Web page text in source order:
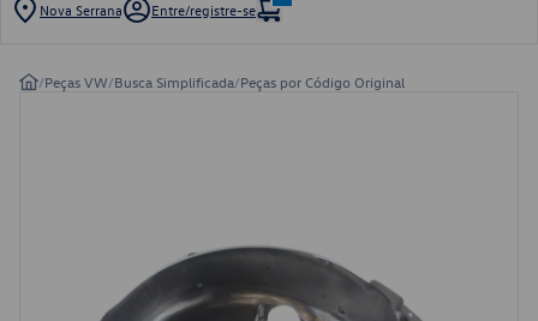
Nova Serrana Entre/registre-se
/Peças VW/Busca Simplificada/Peças por Código Original